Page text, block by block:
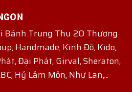
Bánh Trung Thu 20 Thương
Handmade, Kinh Đô, Kido,
Đại Phát, Girval, Sheraton,
Hỷ Lâm Môn, Như Lan,...